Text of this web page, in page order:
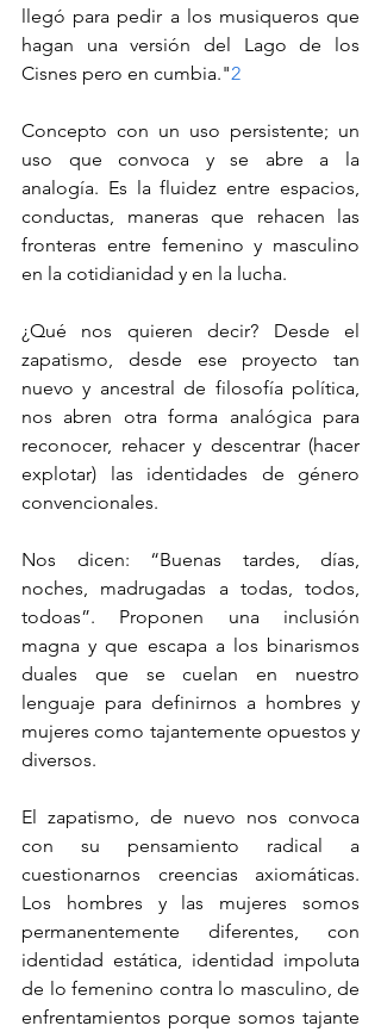
llegó para pedir a los musiqueros que
hagan una versión del Lago de los
Cisnes pero en cumbia."2
Concepto con un uso persistente; un
uso que convoca y se abre a la
analogía. Es la fluidez entre espacios,
conductas, maneras que rehacen las
fronteras entre femenino y masculino
en la cotidianidad y en la lucha.
¿Qué nos quieren decir? Desde el
zapatismo, desde ese proyecto tan
nuevo y ancestral de filosofía política,
nos abren otra forma analógica para
reconocer, rehacer y descentrar (hacer
explotar) las identidades de género
convencionales.
Nos dicen: “Buenas tardes, días,
noches, madrugadas a todas, todos,
todoas”. Proponen una inclusión
magna y que escapa a los binarismos
duales que se cuelan en nuestro
lenguaje para definirnos a hombres y
mujeres como tajantemente opuestos y
diversos.
El zapatismo, de nuevo nos convoca
con su pensamiento radical a
cuestionarnos creencias axiomáticas.
Los hombres y las mujeres somos
permanentemente diferentes, con
identidad estática, identidad impoluta
de lo femenino contra lo masculino, de
enfrentamientos porque somos tajante